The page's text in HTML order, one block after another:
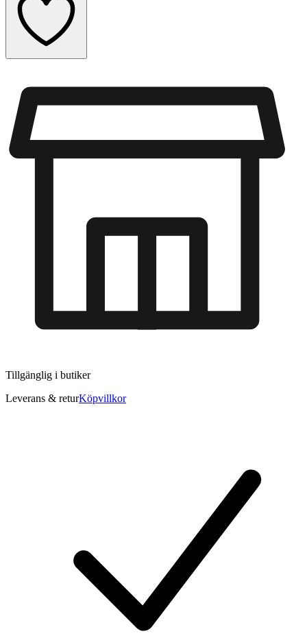
Tillgänglig i butiker
Leverans & returKöpvillkor